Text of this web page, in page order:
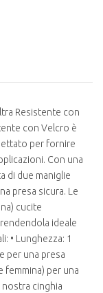
Resistente con
con Velcro è
per fornire
Con una
di due maniglie
presa sicura. Le
cucite
ideale
• Lunghezza: 1
per una presa
femmina) per una
nostra cinghia